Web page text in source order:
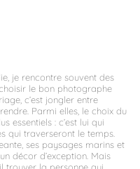
je rencontre souvent des
le bon photographe
c’est jongler entre
Parmi elles, le choix du
essentiels : c’est lui qui
qui traverseront le temps.
ses paysages marins et
décor d’exception. Mais